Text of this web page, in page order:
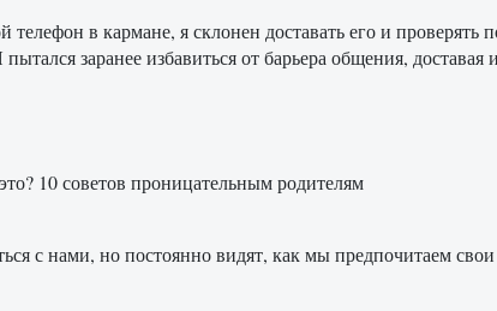
в кармане, я склонен доставать его и
заранее избавиться от барьера общения,
10 советов проницательным родителям
с нами, но постоянно видят, как мы предпочитаем